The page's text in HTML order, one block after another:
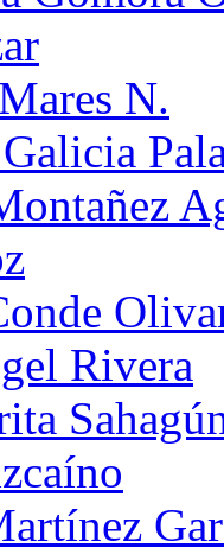
N.
Rivera